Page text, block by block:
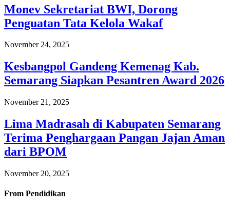
Monev Sekretariat BWI, Dorong
Penguatan Tata Kelola Wakaf
November 24, 2025
Kesbangpol Gandeng Kemenag Kab.
Semarang Siapkan Pesantren Award 2026
November 21, 2025
Lima Madrasah di Kabupaten Semarang
Terima Penghargaan Pangan Jajan Aman
dari BPOM
November 20, 2025
From Pendidikan